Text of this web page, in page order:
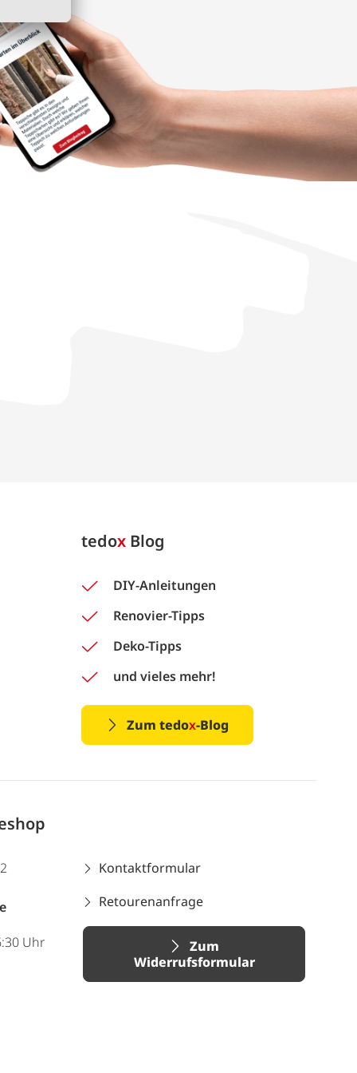
tedox Blog
DIY-Anleitungen
Renovier-Tipps
Deko-Tipps
und vieles mehr!
Zum tedox-Blog
Uhr
Kontaktformular
Retourenanfrage
Zum
Widerrufsformular